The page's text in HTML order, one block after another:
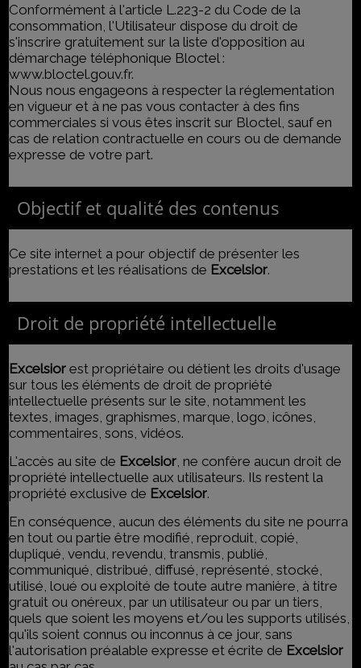
Conformément à l'article L.223-2 du Code de la
consommation, l'Utilisateur dispose du droit de
s'inscrire gratuitement sur la liste d'opposition au
démarchage téléphonique Bloctel :
www.bloctel.gouv.fr.
Nous nous engageons à respecter la réglementation
en vigueur et à ne pas vous contacter à des fins
commerciales si vous êtes inscrit sur Bloctel, sauf en
cas de relation contractuelle en cours ou de demande
expresse de votre part.
Objectif et qualité des contenus
Ce site internet a pour objectif de présenter les
prestations et les réalisations de Excelsior.
Droit de propriété intellectuelle
Excelsior est propriétaire ou détient les droits d'usage
sur tous les éléments de droit de propriété
intellectuelle présents sur le site, notamment les
textes, images, graphismes, marque, logo, icônes,
commentaires, sons, vidéos.
L'accès au site de Excelsior , ne confère aucun droit de
propriété intellectuelle aux utilisateurs. Ils restent la
propriété exclusive de Excelsior.
En conséquence, aucun des éléments du site ne pourra
en tout ou partie être modifié, reproduit, copié,
dupliqué, vendu, revendu, transmis, publié,
communiqué, distribué, diffusé, représenté, stocké,
utilisé, loué ou exploité de toute autre manière, à titre
gratuit ou onéreux, par un utilisateur ou par un tiers,
quels que soient les moyens et/ou les supports utilisés,
qu'ils soient connus ou inconnus à ce jour, sans
l'autorisation préalable expresse et écrite de Excelsior